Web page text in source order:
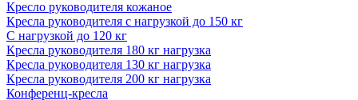
Кресло руководителя кожаное
Кресла руководителя с нагрузкой до 150 кг
С нагрузкой до 120 кг
Кресла руководителя 180 кг нагрузка
Кресла руководителя 130 кг нагрузка
Кресла руководителя 200 кг нагрузка
Конференц-кресла